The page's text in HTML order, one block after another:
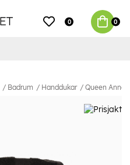
0 0
Badrum Handdukar Queen Anne